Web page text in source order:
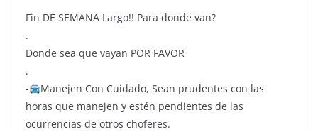
Fin DE SEMANA Largo!! Para donde van?
.
Donde sea que vayan POR FAVOR
.
-
Manejen Con Cuidado, Sean prudentes con las
horas que manejen y estén pendientes de las
ocurrencias de otros choferes.